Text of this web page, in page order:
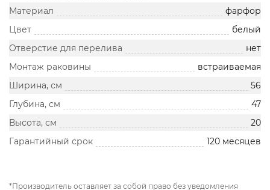
Материал
фарфор
Цвет
белый
Отверстие для перелива
нет
Монтаж раковины
встраиваемая
Ширина, см
56
Глубина, см
47
Высота, см
20
Гарантийный срок
120 месяцев
*Производитель оставляет за собой право без уведомления